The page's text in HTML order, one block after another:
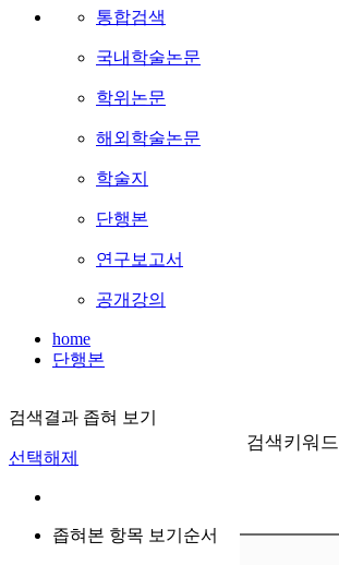
통합검색
국내학술논문
학위논문
해외학술논문
학술지
단행본
연구보고서
공개강의
home
단행본
검색결과 좁혀 보기
선택해제
좁혀본 항목 보기순서
검색키워드